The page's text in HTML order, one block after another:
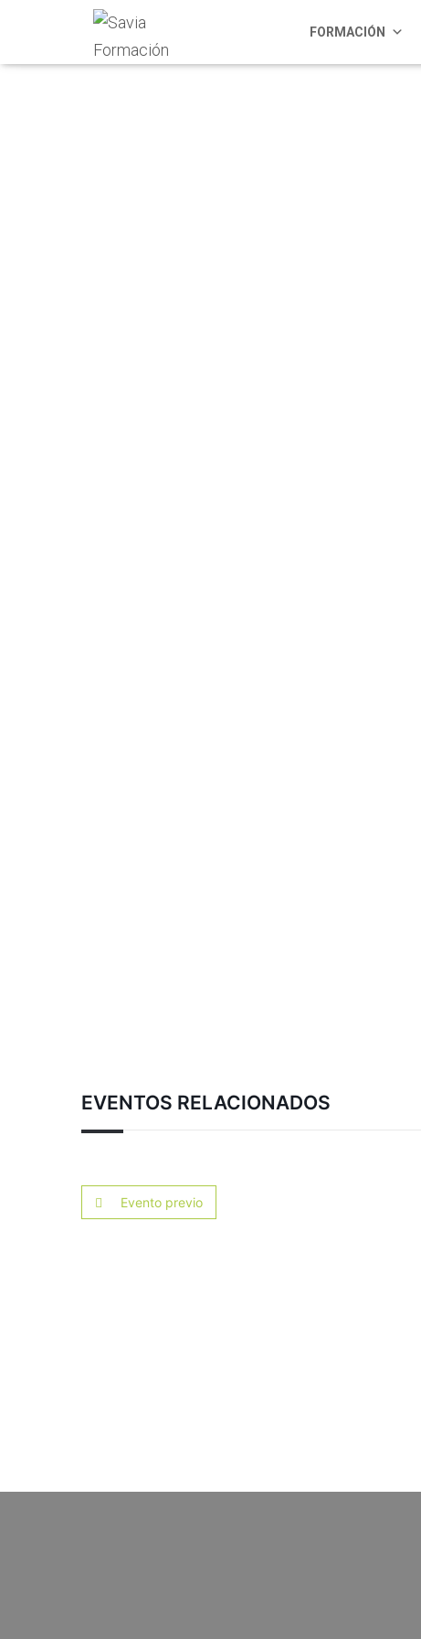
FORMACIÓN
EVENTOS RELACIONADOS
Evento previo